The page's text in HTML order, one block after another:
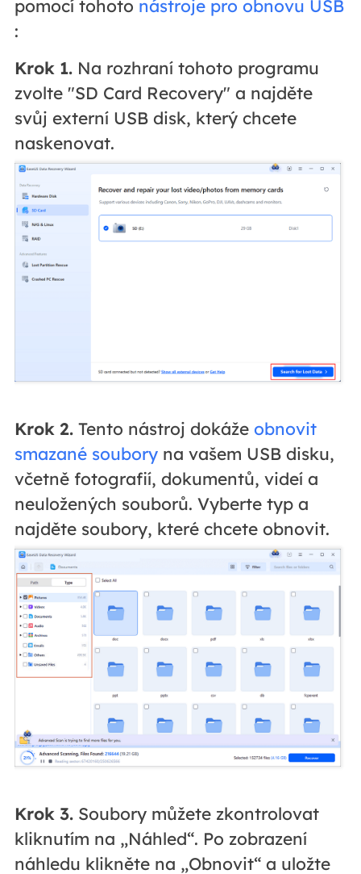
pomocí tohoto nástroje pro obnovu USB
:
Krok 1.Na rozhraní tohoto programu
zvolte "SD Card Recovery" a najděte
svůj externí USB disk, který chcete
naskenovat.
Krok 2.Tento nástroj dokáže obnovit
smazané souboryna vašem USB disku,
včetně fotografií, dokumentů, videí a
neuložených souborů. Vyberte typ a
najděte soubory, které chcete obnovit.
Krok 3.Soubory můžete zkontrolovat
kliknutím na „Náhled“. Po zobrazení
náhledu klikněte na „Obnovit“ a uložte